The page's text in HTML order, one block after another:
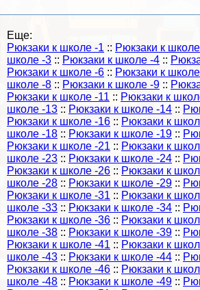
Еще:
Рюкзаки к школе -1 :: Рюкзаки к
школе -3 :: Рюкзаки к школе -4 ::
Рюкзаки к школе -6 :: Рюкзаки к
школе -8 :: Рюкзаки к школе -9 ::
Рюкзаки к школе -11 :: Рюкзаки к
школе -13 :: Рюкзаки к школе -14 ::
Рюкзаки к школе -16 :: Рюкзаки к
школе -18 :: Рюкзаки к школе -19 ::
Рюкзаки к школе -21 :: Рюкзаки к
школе -23 :: Рюкзаки к школе -24 ::
Рюкзаки к школе -26 :: Рюкзаки к
школе -28 :: Рюкзаки к школе -29 ::
Рюкзаки к школе -31 :: Рюкзаки к
школе -33 :: Рюкзаки к школе -34 ::
Рюкзаки к школе -36 :: Рюкзаки к
школе -38 :: Рюкзаки к школе -39 ::
Рюкзаки к школе -41 :: Рюкзаки к
школе -43 :: Рюкзаки к школе -44 ::
Рюкзаки к школе -46 :: Рюкзаки к
школе -48 :: Рюкзаки к школе -49 ::